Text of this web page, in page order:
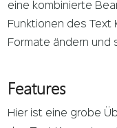
eine kombinierte
Funktionen des Text
Formate ändern und
Features
Hier ist eine grobe